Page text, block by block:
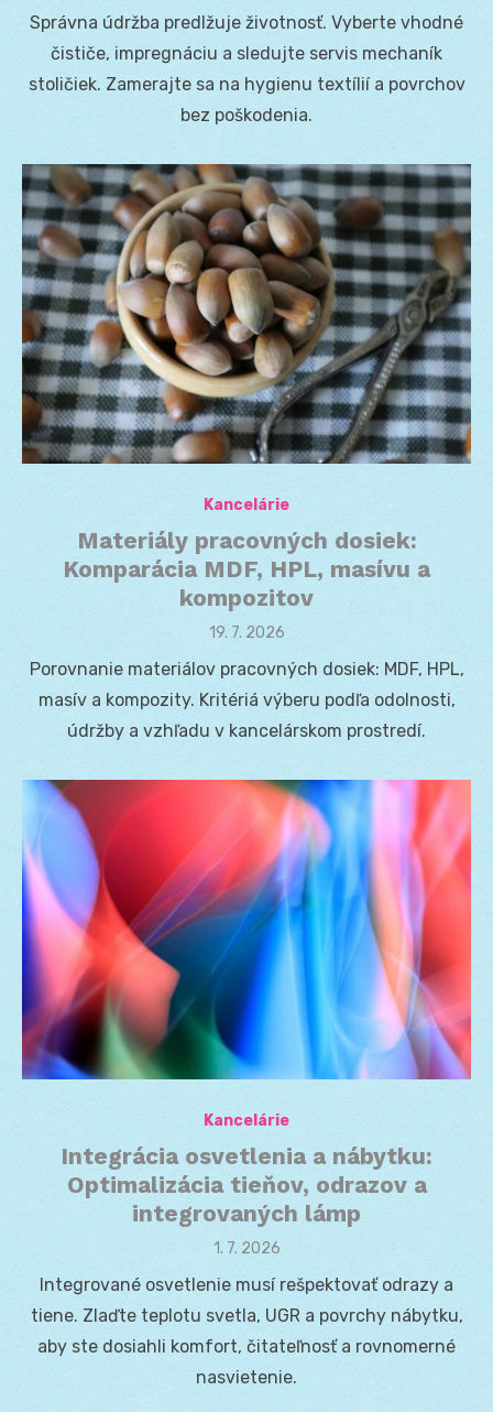
Správna údržba predlžuje životnosť. Vyberte vhodné
čističe, impregnáciu a sledujte servis mechaník
stoličiek. Zamerajte sa na hygienu textílií a povrchov
bez poškodenia.
Kancelárie
Materiály pracovných dosiek:
Komparácia MDF, HPL, masívu a
kompozitov
Posted
19. 7. 2026
Porovnanie materiálov pracovných dosiek: MDF, HPL,
masív a kompozity. Kritériá výberu podľa odolnosti,
údržby a vzhľadu v kancelárskom prostredí.
Kancelárie
Integrácia osvetlenia a nábytku:
Optimalizácia tieňov, odrazov a
integrovaných lámp
Posted
1. 7. 2026
Integrované osvetlenie musí rešpektovať odrazy a
tiene. Zlaďte teplotu svetla, UGR a povrchy nábytku,
aby ste dosiahli komfort, čitateľnosť a rovnomerné
nasvietenie.